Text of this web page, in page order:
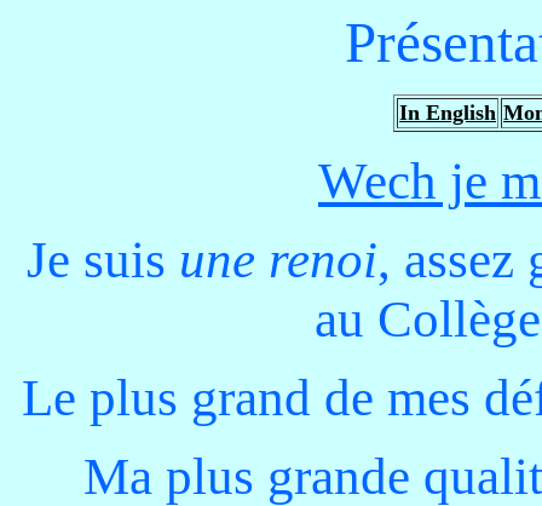
In English
Wech je
Je suis une renoi, assez
au
Le plus grand de mes
Ma plus grande